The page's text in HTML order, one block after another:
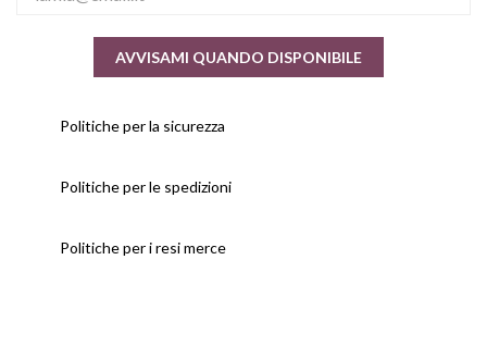
AVVISAMI QUANDO DISPONIBILE
Politiche per la sicurezza
Politiche per le spedizioni
Politiche per i resi merce